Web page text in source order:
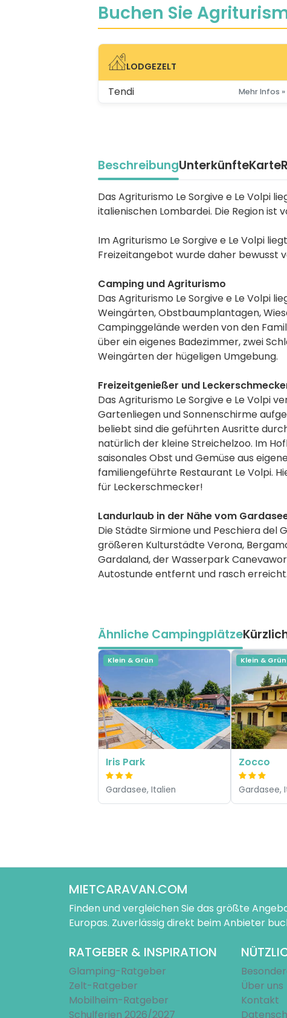
Buchen Sie
LODGEZELT
LODGEZELT
Tendi Mehr Infos »
BeschreibungUnterkünfteKarte
Beschrijving
Das Agriturismo Le Sorgive e Le Volpi
italienischen Lombardei. Die Region ist
Im Agriturismo Le Sorgive e Le Volpi
Freizeitangebot wurde daher bewusst
Camping und Agriturismo
Das Agriturismo Le Sorgive e Le Volpi
Weingärten, Obstbaumplantagen,
Campinggelände werden von den
über ein eigenes Badezimmer, zwei
Weingärten der hügeligen Umgebung.
Freizeitgenießer und
Das Agriturismo Le Sorgive e Le Volpi
Gartenliegen und Sonnenschirme
beliebt sind die geführten Ausritte
natürlich der kleine Streichelzoo. Im
saisonales Obst und Gemüse aus
familiengeführte Restaurant Le Volpi.
für Leckerschmecker!
Landurlaub in der Nähe vom
Die Städte Sirmione und Peschiera del
größeren Kulturstädte Verona,
Gardaland, der Wasserpark
Autostunde entfernt und rasch erreicht.
Ähnliche Campingplätze
Klein & Grün
Iris Park
Gardasee, Italien
Klein & Grün
Zocco
Gardasee,
MIETCARAVAN.COM
Finden und vergleichen Sie das größte
Europas. Zuverlässig direkt beim Anbieter
RATGEBER & INSPIRATION
Glamping-Ratgeber
Zelt-Ratgeber
Mobilheim-Ratgeber
Schulferien 2026/2027
Über uns
Kontakt